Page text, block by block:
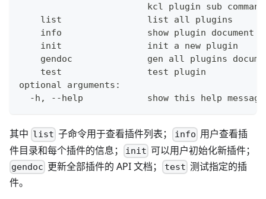
kcl plugin sub
    list                list all plugins
    info                show plugin document
    init                init a new plugin
gendoc              gen all plugins
test
test plugin
optional arguments:
  -h, --help            show this
help
其中 list 子命令用于查看插件列表； info 用户查看插
件目录和每个插件的信息；
init 可以用户初始化新插件；
gendoc 更新全部插件的 API 文档； test 测试指定的插
件。